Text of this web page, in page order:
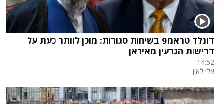
דונלד טראמפ בשיחות סגורות: מוכן לוותר כעת על
דרישות הגרעין מאיראן
14:52
אלי לאון